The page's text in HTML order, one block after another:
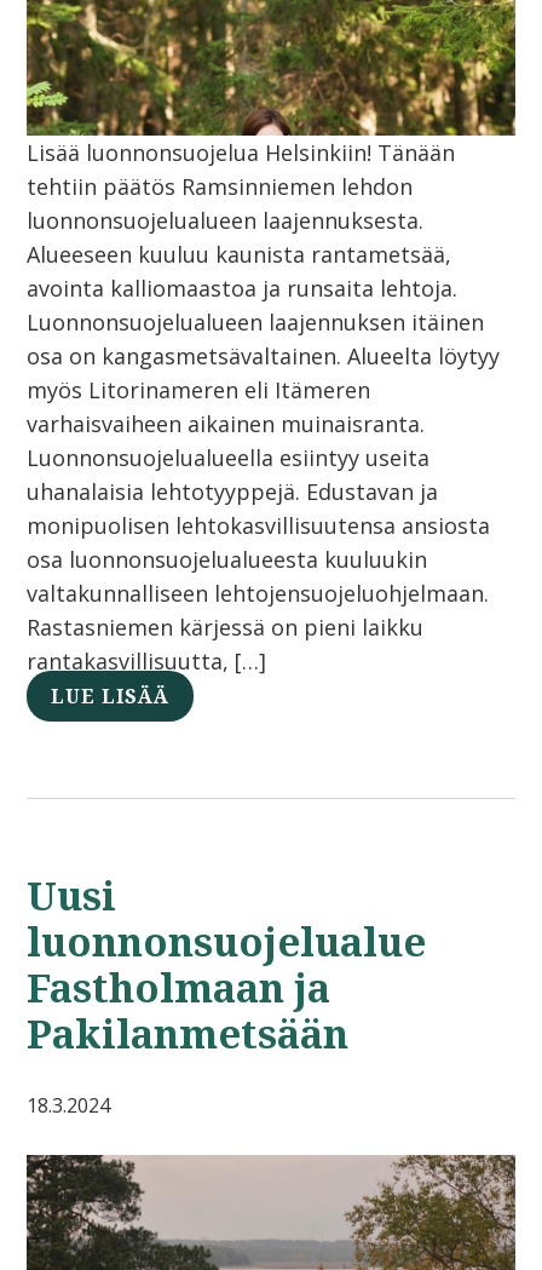
Lisää luonnonsuojelua Helsinkiin! Tänään
tehtiin päätös Ramsinniemen lehdon
luonnonsuojelualueen laajennuksesta.
Alueeseen kuuluu kaunista rantametsää,
avointa kalliomaastoa ja runsaita lehtoja.
Luonnonsuojelualueen laajennuksen itäinen
osa on kangasmetsävaltainen. Alueelta löytyy
myös Litorinameren eli Itämeren
varhaisvaiheen aikainen muinaisranta.
Luonnonsuojelualueella esiintyy useita
uhanalaisia lehtotyyppejä. Edustavan ja
monipuolisen lehtokasvillisuutensa ansiosta
osa luonnonsuojelualueesta kuuluukin
valtakunnalliseen lehtojensuojeluohjelmaan.
Rastasniemen kärjessä on pieni laikku
rantakasvillisuutta, […]
LUE LISÄÄ
Uusi
luonnonsuojelualue
Fastholmaan ja
Pakilanmetsään
18.3.2024